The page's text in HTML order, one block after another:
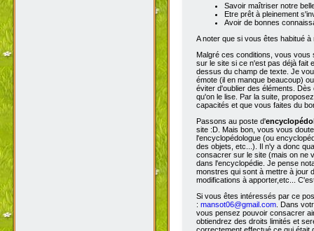
Savoir maîtriser notre
Etre prêt à pleinement
Avoir de bonnes
A noter que si vous êtes habitué
Malgré ces conditions, vous
sur le site si ce n'est pas déjà fait
dessus du champ de texte. Je
émote (il en manque beaucoup)
éviter d'oublier des éléments.
qu'on le lise. Par la suite,
capacités et que vous faites du
Passons au poste d'
site :D. Mais bon, vous vous
l'encyclopédologue (ou
des objets, etc...). Il n'y a donc
consacrer sur le site (mais on ne
dans l'encyclopédie. Je pense
monstres qui sont à mettre à jour
modifications à apporter,etc...
Si vous êtes intéressés par ce
: mansot06@gmail.com . Dans
vous pensez pouvoir consacrer
obtiendrez des droits limités et